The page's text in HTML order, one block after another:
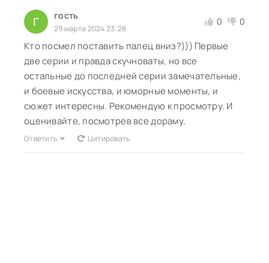
Г гость
29 марта 2024 23:28
0 0
Кто посмел поставить палец вниз?))) Первые
две серии и правда скучноваты, но все
остальные до последней серии замечательные,
и боевые искусства, и юморные моменты, и
сюжет интересны. Рекомендую к просмотру. И
оценивайте, посмотрев все дораму.
Ответить Цитировать